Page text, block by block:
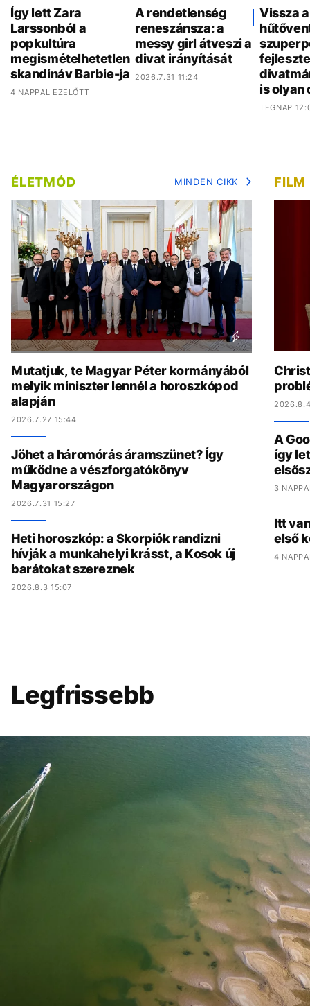
Így lett Zara
Larssonból a
popkultúra
megismételhetetlen
skandináv Barbie-ja
4 NAPPAL EZELŐTT
A rendetlenség
reneszánsza: a
messy girl átveszi a
divat irányítását
2026.7.31 11:24
Vissza
is olyan
TEGNAP
ÉLETMÓD MINDEN CIKK
Mutatjuk, te Magyar Péter kormányából
melyik miniszter lennél a horoszkópod
alapján
2026.7.27 15:44
Jöhet a háromórás áramszünet? Így
működne a vészforgatókönyv
Magyarországon
2026.7.31 15:27
Heti horoszkóp: a Skorpiók randizni
hívják a munkahelyi krásst, a Kosok új
barátokat szereznek
2026.8.3 15:07
FILM
A
így
3
Itt
első
4
Legfrissebb